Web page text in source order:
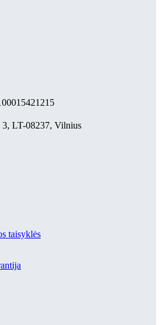
3, LT-08237, Vilnius
taisyklės